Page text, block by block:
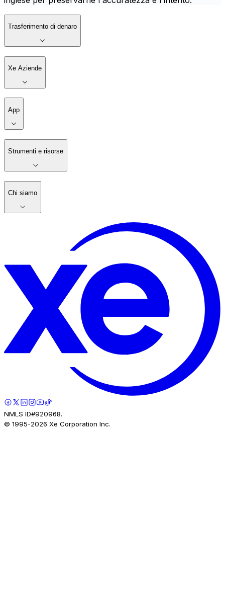
Trasferimento di denaro
Xe Aziende
App
Strumenti e risorse
Chi siamo
NMLS ID#920968.
© 1995-2026 Xe Corporation Inc.